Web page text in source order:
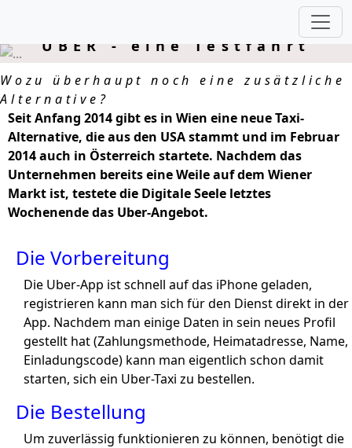
UBER - eine Testfahrt
Wozu überhaupt noch eine zusätzliche
Alternative?
Seit Anfang 2014 gibt es in Wien eine neue Taxi-
Alternative, die aus den USA stammt und im Februar
2014 auch in Österreich startete. Nachdem das
Unternehmen bereits eine Weile auf dem Wiener
Markt ist, testete die Digitale Seele letztes
Wochenende das Uber-Angebot.
Die Vorbereitung
Die Uber-App ist schnell auf das iPhone geladen,
registrieren kann man sich für den Dienst direkt in der
App. Nachdem man einige Daten in sein neues Profil
gestellt hat (Zahlungsmethode, Heimatadresse, Name,
Einladungscode) kann man eigentlich schon damit
starten, sich ein Uber-Taxi zu bestellen.
Die Bestellung
Um zuverlässig funktionieren zu können, benötigt die